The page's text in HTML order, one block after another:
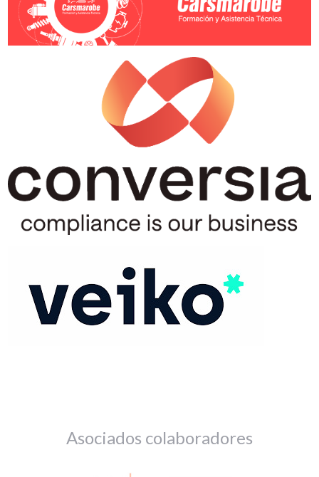
Asociados colaboradores